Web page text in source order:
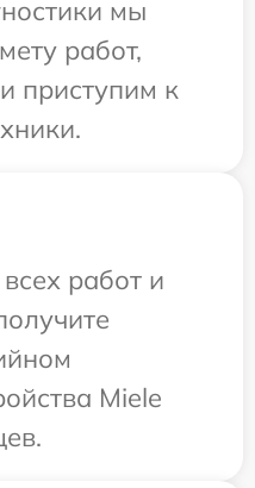
мы
работ,
приступим к
работ и
Miele